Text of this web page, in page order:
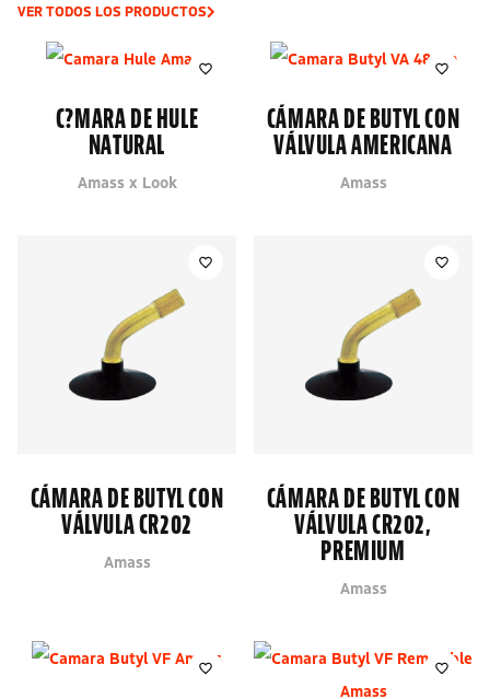
VER TODOS LOS PRODUCTOS
C?MARA DE HULE
NATURAL
Amass x Look
CÁMARA DE BUTYL CON
VÁLVULA AMERICANA
Amass
CÁMARA DE BUTYL CON
VÁLVULA CR202
Amass
CÁMARA DE BUTYL CON
VÁLVULA CR202,
PREMIUM
Amass